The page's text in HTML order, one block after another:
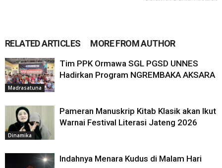
RELATED ARTICLES MORE FROM AUTHOR
Madrasatuna
Tim PPK Ormawa SGL PGSD UNNES
Hadirkan Program NGREMBAKA AKSARA
Dinamika
Pameran Manuskrip Kitab Klasik akan Ikut
Warnai Festival Literasi Jateng 2026
Indahnya Menara Kudus di Malam Hari